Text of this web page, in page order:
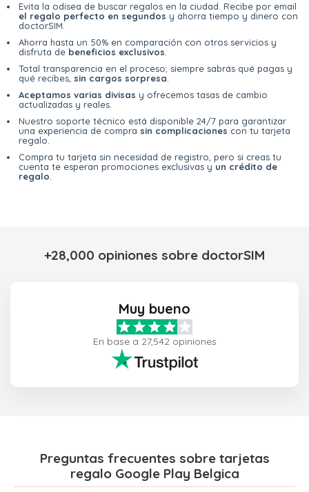
Evita la odisea de buscar regalos en la ciudad. Recibe por email
el regalo perfecto en segundos y ahorra tiempo y dinero con
doctorSIM.
Ahorra hasta un 50% en comparación con otros servicios y
disfruta de beneficios exclusivos
Total transparencia en el proceso; siempre sabrás qué pagas y
qué recibes, sin cargos sorpresa
Aceptamos varias divisas y ofrecemos tasas de cambio
actualizadas y reales.
Nuestro soporte técnico está disponible 24/7 para garantizar
una experiencia de compra sin complicaciones con tu tarjeta
regalo.
Compra tu tarjeta sin necesidad de registro, pero si creas tu
cuenta te esperan promociones exclusivas y un crédito de
regalo
+28,000 opiniones sobre doctorSIM
Muy bueno
En base a 27,542 opiniones
Preguntas frecuentes sobre tarjetas
regalo Google Play Belgica